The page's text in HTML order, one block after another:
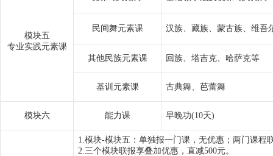
模块五
专业实践元素课
民间舞元素课 汉族、藏族、蒙古族、维吾
其他民族元素课 回族、塔吉克、哈萨克等
基训元素课 古典舞、芭蕾舞
模块六 能力课 早晚功(10天)
1.模块-模块五：单独报一门课，无优惠；两门课程
2.三个模块联报享叠加优惠，直减500元。